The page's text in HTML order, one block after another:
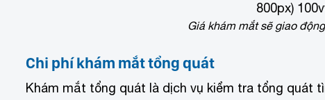
800px)
Giá khám mắt sẽ giao
Chi phí khám mắt tổng quát
Khám mắt tổng quát là dịch vụ kiểm tra tổng quát